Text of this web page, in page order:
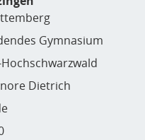
Gymnasium
Dietrich